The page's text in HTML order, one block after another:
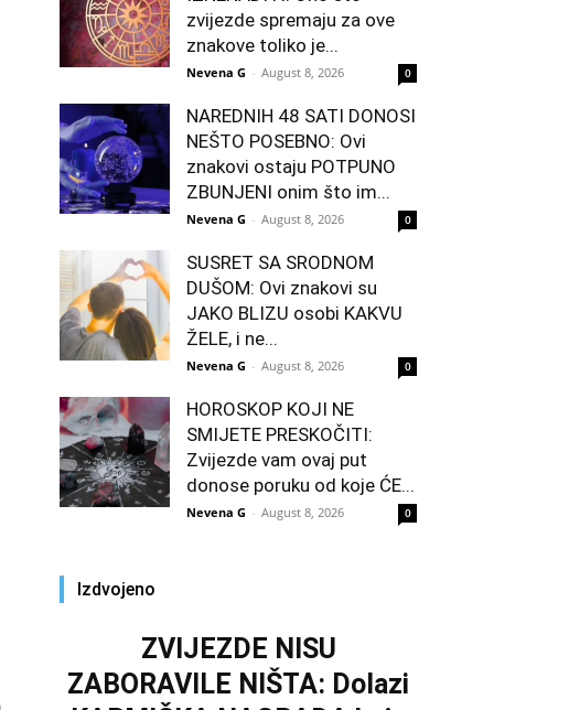
zvijezde spremaju za ove
znakove toliko je...
Nevena G - August 8, 2026 0
NAREDNIH 48 SATI DONOSI
NEŠTO POSEBNO: Ovi
znakovi ostaju POTPUNO
ZBUNJENI onim što im...
Nevena G - August 8, 2026 0
SUSRET SA SRODNOM
DUŠOM: Ovi znakovi su
JAKO BLIZU osobi KAKVU
ŽELE, i ne...
Nevena G - August 8, 2026 0
HOROSKOP KOJI NE
SMIJETE PRESKOČITI:
Zvijezde vam ovaj put
donose poruku od koje ĆE...
Nevena G - August 8, 2026 0
Izdvojeno
ZVIJEZDE NISU
ZABORAVILE NIŠTA: Dolazi